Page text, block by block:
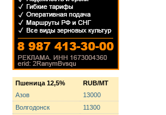
Пшеница 12,5%
RUB/MT
Азов
13000
Волгодонск
11300